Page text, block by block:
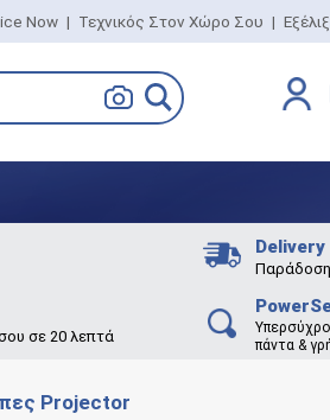
Now | Τεχνικός Στον Χώρο Σου |
σε 20 λεπτά
πάντα &
Projector